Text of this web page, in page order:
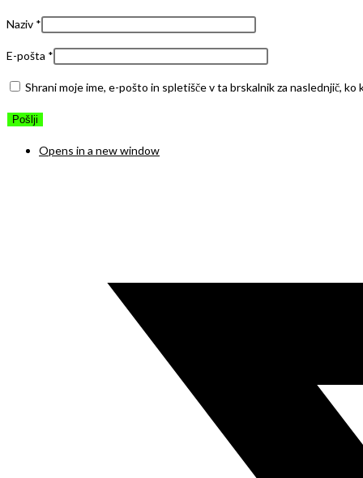
Naziv *
E-pošta *
Shrani moje ime, e-pošto in spletišče v ta brskalnik za naslednjič, ko
Opens in a new window